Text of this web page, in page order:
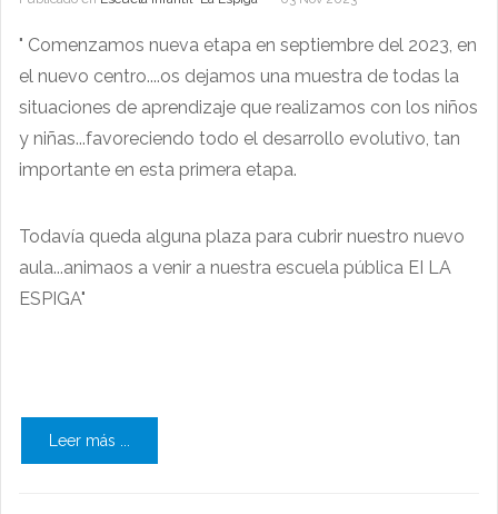
" Comenzamos nueva etapa en septiembre del 2023, en
el nuevo centro....os dejamos una muestra de todas la
situaciones de aprendizaje que realizamos con los niños
y niñas...favoreciendo todo el desarrollo evolutivo, tan
importante en esta primera etapa.
Todavía queda alguna plaza para cubrir nuestro nuevo
aula...animaos a venir a nuestra escuela pública EI LA
ESPIGA"
Leer más ...